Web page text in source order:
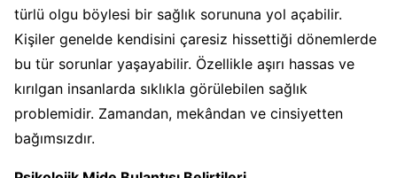
türlü olgu böylesi bir sağlık sorununa yol açabilir.
Kişiler genelde kendisini çaresiz hissettiği dönemlerde
bu tür sorunlar yaşayabilir. Özellikle aşırı hassas ve
kırılgan insanlarda sıklıkla görülebilen sağlık
problemidir. Zamandan, mekândan ve cinsiyetten
bağımsızdır.